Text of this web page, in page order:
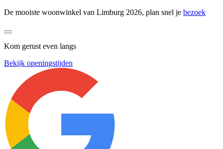
De mooiste woonwinkel van Limburg 2026, plan snel je bezoek
Kom gerust even langs
Bekijk openingstijden